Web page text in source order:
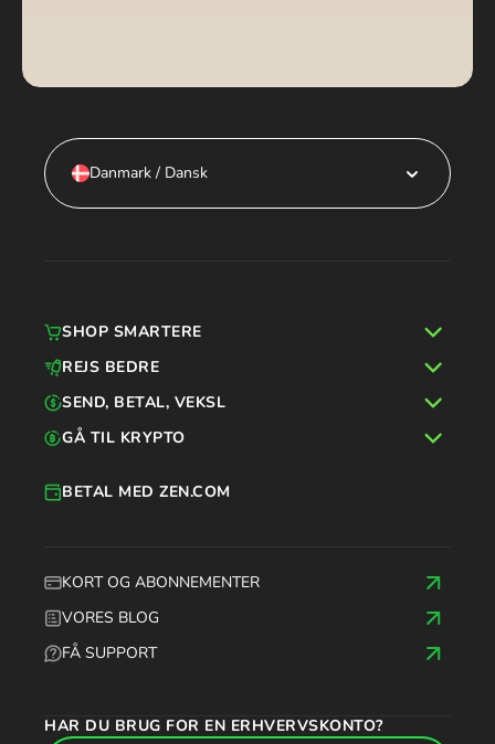
Danmark / Dansk
KORT OG ABONNEMENTER
VORES BLOG
FÅ SUPPORT
BETAL MED ZEN.COM
HAR DU BRUG FOR EN ERHVERVSKONTO?
SHOP SMARTERE
REJS BEDRE
SEND, BETAL, VEKSL
GÅ TIL KRYPTO